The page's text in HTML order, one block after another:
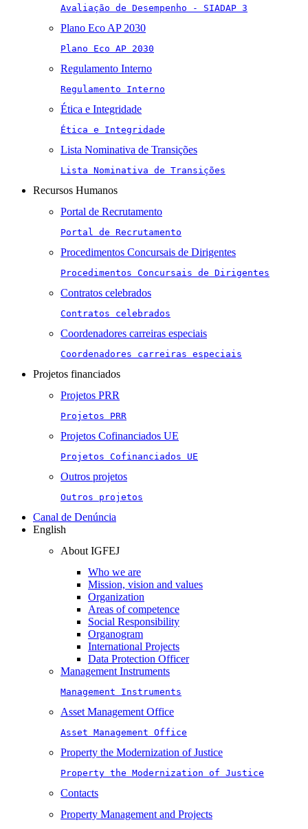
Avaliação de Desempenho - SIADAP 3
Plano Eco AP 2030
Plano Eco AP 2030
Regulamento Interno
Regulamento Interno
Ética e Integridade
Ética e Integridade
Lista Nominativa de Transições
Lista Nominativa de Transições
Recursos Humanos
Portal de Recrutamento
Portal de Recrutamento
Procedimentos Concursais de Dirigentes
Procedimentos Concursais de Dirigentes
Contratos celebrados
Contratos celebrados
Coordenadores carreiras especiais
Coordenadores carreiras especiais
Projetos financiados
Projetos PRR
Projetos PRR
Projetos Cofinanciados UE
Projetos Cofinanciados UE
Outros projetos
Outros projetos
Canal de Denúncia
English
About IGFEJ
Who we are
Mission, vision and values
Organization
Areas of competence
Social Responsibility
Organogram
International Projects
Data Protection Officer
Management Instruments
Management Instruments
Asset Management Office
Asset Management Office
Property the Modernization of Justice
Property the Modernization of Justice
Contacts
Property Management and Projects